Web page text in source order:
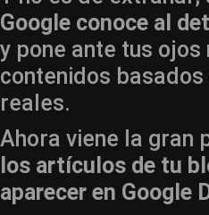
Google conoce al
y pone ante tus
contenidos
reales.
Ahora viene la gran
los artículos de tu
aparecer en Google